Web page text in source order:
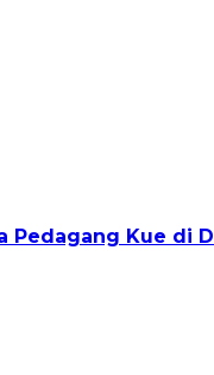
Pedagang Kue di